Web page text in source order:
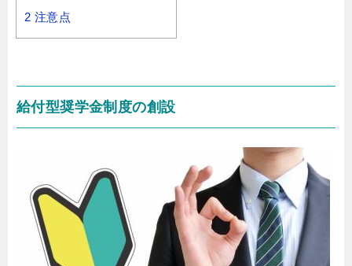
2 注意点
給付型奨学金制度の創設